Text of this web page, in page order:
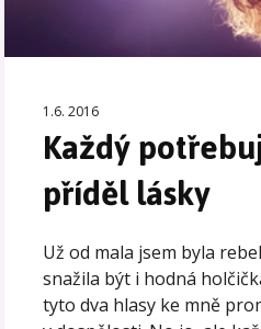
1.6. 2016
Každý
příděl lásky
Už od mala jsem byla
snažila být i hodná
tyto dva hlasy ke mně